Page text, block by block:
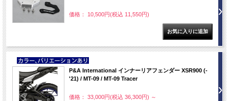
価格： 10,500円(税込 11,550円)
NEW
P&A International インナーリアフェンダー XSR900 (-
'21) / MT-09 / MT-09 Tracer
価格： 33,000円(税込 36,300円) ～